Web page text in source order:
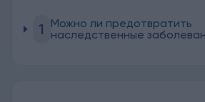
1
Можно ли предотвратить
наследственные